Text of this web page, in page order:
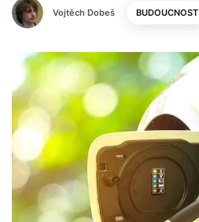
Vojtěch Dobeš BUDOUCNOST